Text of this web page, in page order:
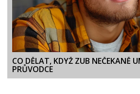
CO DĚLAT, KDYŽ ZUB NEČEKANĚ
PRŮVODCE